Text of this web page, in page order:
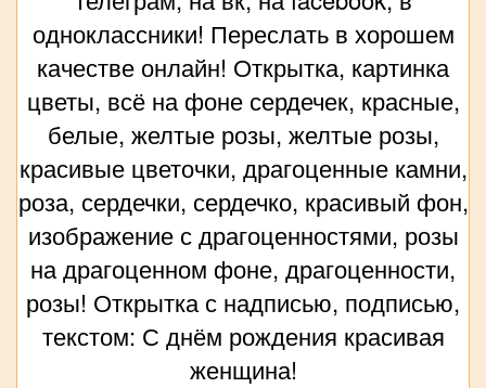
одноклассники! Переслать в хорошем
качестве онлайн! Открытка, картинка
цветы, всё на фоне сердечек, красные,
белые, желтые розы, желтые розы,
красивые цветочки, драгоценные камни,
роза, сердечки, сердечко, красивый фон,
изображение с драгоценностями, розы
на драгоценном фоне, драгоценности,
розы! Открытка с надписью, подписью,
текстом: С днём рождения красивая
женщина!